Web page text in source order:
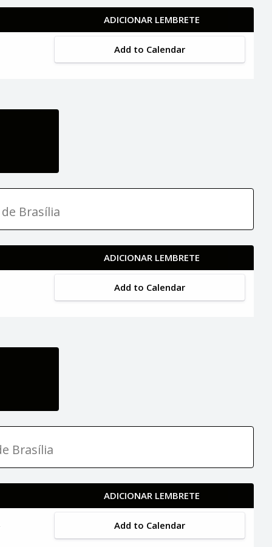
ADICIONAR LEMBRETE
Add to Calendar
Brasília
ADICIONAR LEMBRETE
Add to Calendar
Brasília
ADICIONAR LEMBRETE
Add to Calendar